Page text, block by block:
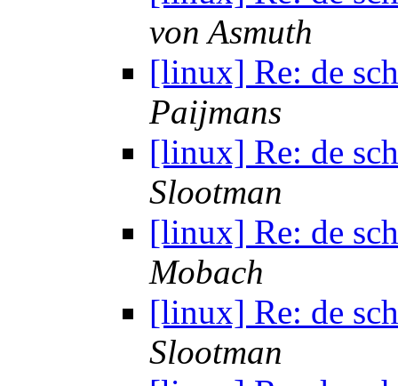
von Asmuth
[linux] Re: de
Paijmans
[linux] Re: de
Slootman
[linux] Re: de
Mobach
[linux] Re: de
Slootman